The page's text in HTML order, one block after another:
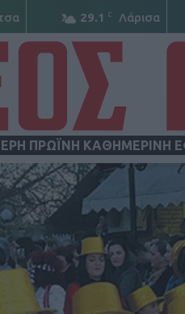
29.1 C Λάρισα
ΠΡΩΪΝΗ ΚΑΘΗΜΕΡΙΝΗ
ΝΕΟΣ